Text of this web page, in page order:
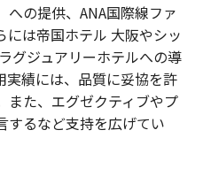
の提供、ANA国際線ファ
には帝国ホテル 大阪やシッ
グジュアリーホテルへの導
実績には、品質に妥協を許
また、エグゼクティブやプ
するなど支持を広げてい